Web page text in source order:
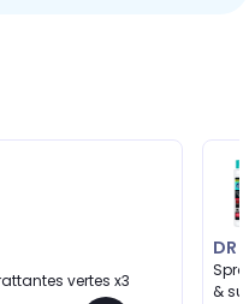
vertes x3
DR
&